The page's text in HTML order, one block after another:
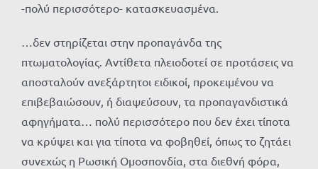
-πολύ περισσότερο- κατασκευασμένα.
…δεν στηρίζεται στην προπαγάνδα της
πτωματολογίας. Αντίθετα πλειοδοτεί σε προτάσεις να
αποσταλούν ανεξάρτητοι ειδικοί, προκειμένου να
επιβεβαιώσουν, ή διαψεύσουν, τα προπαγανδιστικά
αφηγήματα… πολύ περισσότερο που δεν έχει τίποτα
να κρύψει και για τίποτα να φοβηθεί, όπως το ζητάει
συνεχώς η Ρωσική Ομοσπονδία, στα διεθνή φόρα,